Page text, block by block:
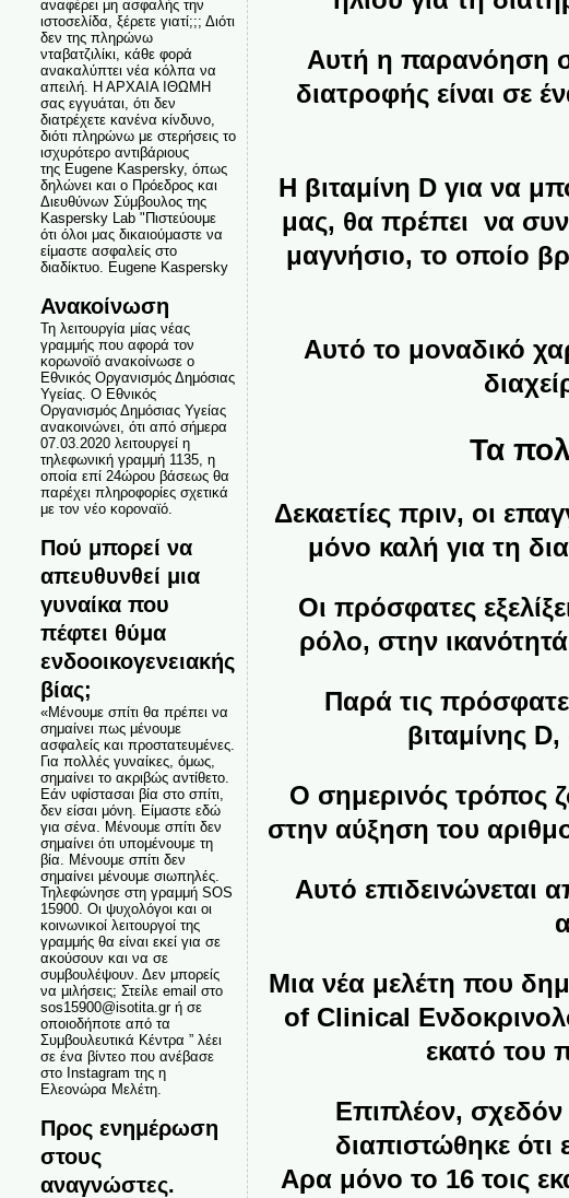
αναφέρει μη ασφαλής την
ιστοσελίδα, ξέρετε γιατί;;; Διότι
δεν της πληρώνω
νταβατζιλίκι, κάθε φορά
ανακαλύπτει νέα κόλπα να
απειλή. Η ΑΡΧΑΙΑ ΙΘΩΜΗ
σας εγγυάται, ότι δεν
διατρέχετε κανένα κίνδυνο,
διότι πληρώνω με στερήσεις το
ισχυρότερο αντιβάριους
της Eugene Kaspersky, όπως
δηλώνει και ο Πρόεδρος και
Διευθύνων Σύμβουλος της
Kaspersky Lab "Πιστεύουμε
ότι όλοι μας δικαιούμαστε να
είμαστε ασφαλείς στο
διαδίκτυο. Eugene Kaspersky
Ανακοίνωση
Τη λειτουργία μίας νέας
γραμμής που αφορά τον
κορωνοϊό ανακοίνωσε ο
Εθνικός Οργανισμός Δημόσιας
Υγείας. Ο Εθνικός
Οργανισμός Δημόσιας Υγείας
ανακοινώνει, ότι από σήμερα
07.03.2020 λειτουργεί η
τηλεφωνική γραμμή 1135, η
οποία επί 24ώρου βάσεως θα
παρέχει πληροφορίες σχετικά
με τον νέο κοροναϊό.
Πού μπορεί να
απευθυνθεί μια
γυναίκα που
πέφτει θύμα
ενδοοικογενειακής
βίας;
«Μένουμε σπίτι θα πρέπει να
σημαίνει πως μένουμε
ασφαλείς και προστατευμένες.
Για πολλές γυναίκες, όμως,
σημαίνει το ακριβώς αντίθετο.
Εάν υφίστασαι βία στο σπίτι,
δεν είσαι μόνη. Είμαστε εδώ
για σένα. Μένουμε σπίτι δεν
σημαίνει ότι υπομένουμε τη
βία. Μένουμε σπίτι δεν
σημαίνει μένουμε σιωπηλές.
Τηλεφώνησε στη γραμμή SOS
15900. Οι ψυχολόγοι και οι
κοινωνικοί λειτουργοί της
γραμμής θα είναι εκεί για σε
ακούσουν και να σε
συμβουλέψουν. Δεν μπορείς
να μιλήσεις; Στείλε email στο
sos15900@isotita.gr ή σε
οποιοδήποτε από τα
Συμβουλευτικά Κέντρα ” λέει
σε ένα βίντεο που ανέβασε
στο Instagram της η
Ελεονώρα Μελέτη.
Προς ενημέρωση
στους
αναγνώστες.
Αυτή η παρανόηση
διατροφής είναι σε
Η βιταμίνη D για να
μας, θα πρέπει να
μαγνήσιο, το οποίο
Αυτό το μοναδικό
Τα
Δεκαετίες πριν, οι
μόνο καλή για τη
Οι πρόσφατες
ρόλο, στην
Παρά τις
βιταμίνης
Ο σημερινός τρόπος
στην αύξηση του
Αυτό επιδεινώνεται
Μια νέα μελέτη που
of Clinical
εκατό του
Επιπλέον, σχεδόν
διαπιστώθηκε ότι
Αρα μόνο το 16 τοις